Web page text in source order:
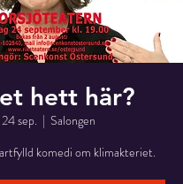
hett här?
sep.
  |
Salongen
komedi om klimakteriet.